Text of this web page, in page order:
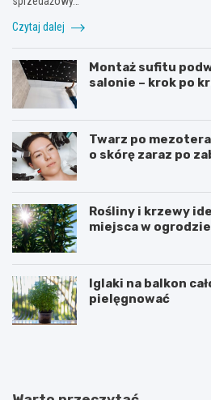
Czytaj dalej
Montaż sufitu
salonie – krok po
Twarz po
o skórę zaraz po
Rośliny i krzewy
miejsca w ogrodzie
Iglaki na balkon
pielęgnować
R
C